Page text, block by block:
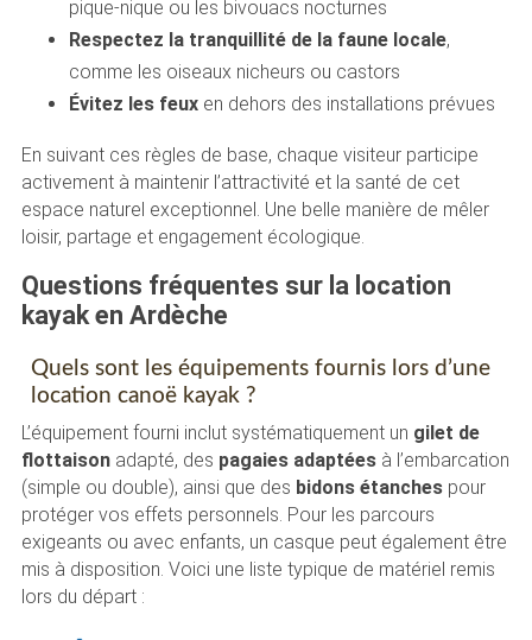
pique-nique ou les bivouacs nocturnes
Respectez la tranquillité de la faune locale,
comme les oiseaux nicheurs ou castors
Évitez les feuxen dehors des installations prévues
En suivant ces règles de base, chaque visiteur participe
activement à maintenir l’attractivité et la santé de cet
espace naturel exceptionnel. Une belle manière de mêler
loisir, partage et engagement écologique.
Questions fréquentes sur la location
kayak en Ardèche
Quels sont les équipements fournis lors d’une
location canoë kayak ?
L’équipement fourni inclut systématiquement un gilet de
flottaisonadapté, des pagaies adaptéesà l’embarcation
(simple ou double), ainsi que des bidons étanchespour
protéger vos effets personnels. Pour les parcours
exigeants ou avec enfants, un casque peut également être
mis à disposition. Voici une liste typique de matériel remis
lors du départ :